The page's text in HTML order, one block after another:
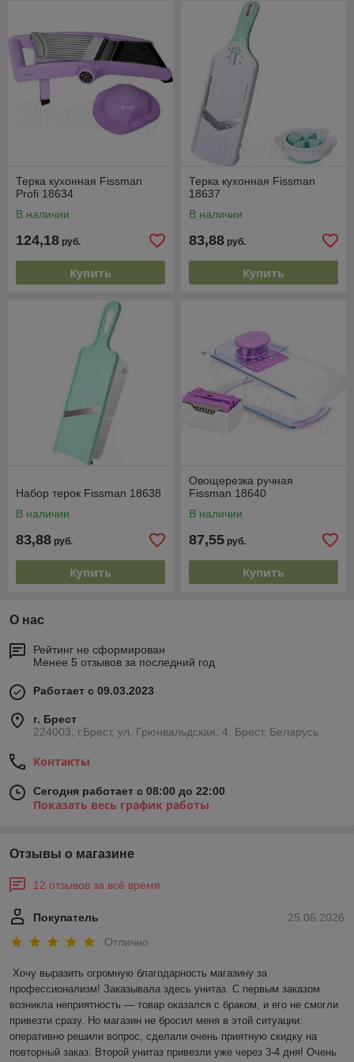
Терка кухонная Fissman
Profi 18634
В наличии
124,18 руб.
Купить
Терка кухонная Fissman
18637
В наличии
83,88 руб.
Купить
Набор терок Fissman 18638
В наличии
83,88 руб.
Купить
Овощерезка ручная
Fissman 18640
В наличии
87,55 руб.
Купить
О нас
Рейтинг не сформирован
Менее 5 отзывов за последний год
Работает с 09.03.2023
г. Брест
224003, г.Брест, ул. Грюнвальдская, 4, Брест, Беларусь
Контакты
Сегодня работает с 08:00 до 22:00
Показать весь график работы
Отзывы о магазине
12 отзывов за всё время
25.06.2026
Покупатель
Отлично
Хочу выразить огромную благодарность магазину за
профессионализм! Заказывала здесь унитаз. С первым заказом
возникла неприятность — товар оказался с браком, и его не смогли
привезти сразу. Но магазин не бросил меня в этой ситуации:
оперативно решили вопрос, сделали очень приятную скидку на
повторный заказ. Второй унитаз привезли уже через 3-4 дня! Очень